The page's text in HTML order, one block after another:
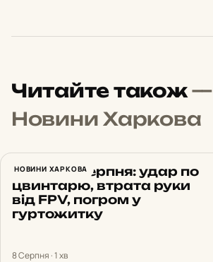
Читайте також—
Новини Харкова
НОВИНИ ХАРКОВА
Харків 8 серпня: удар по
цвинтарю, втрата руки
від FPV, погром у
гуртожитку
8 Серпня · 1 хв